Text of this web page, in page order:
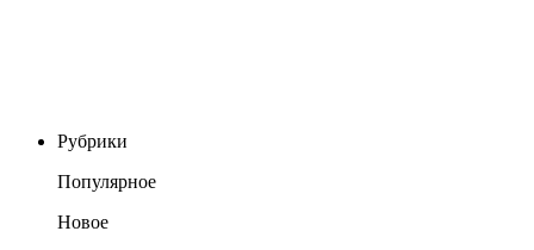
Рубрики
Популярное
Новое